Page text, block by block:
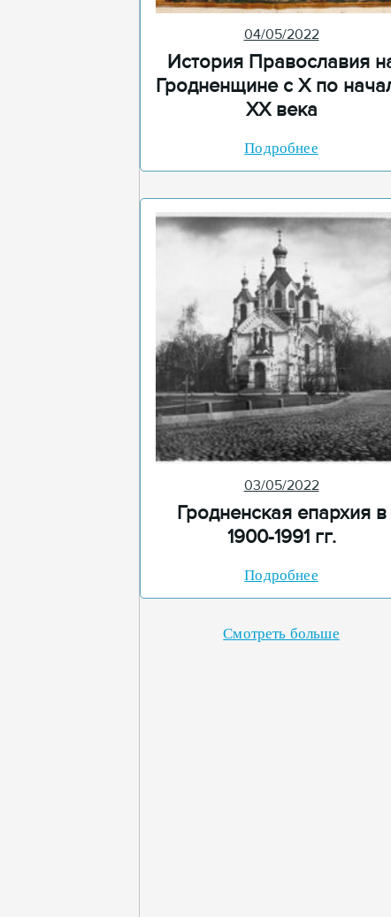
04/05/2022
История Православия
Гродненщине с X по
XX века
Подробнее
03/05/2022
Гродненская епархия в
1900-1991 гг.
Подробнее
Смотреть больше